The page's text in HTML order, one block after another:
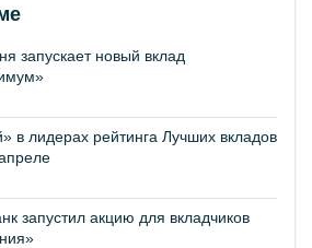
запускает новый вклад
в лидерах рейтинга Лучших вкладов
запустил акцию для вкладчиков